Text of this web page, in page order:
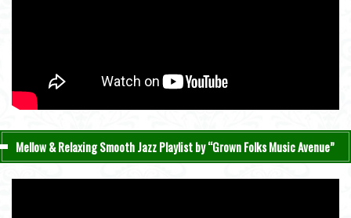
Mellow & Relaxing Smooth Jazz Playlist by “Grown Folks Music Avenue”